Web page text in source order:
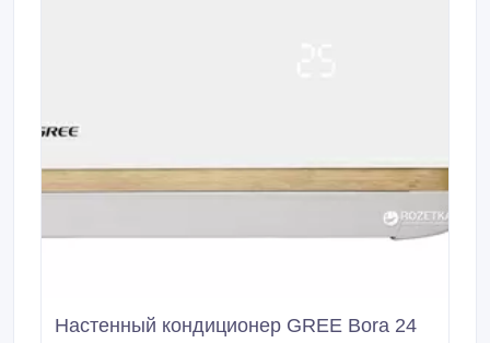
Настенный кондиционер GREE Bora 24